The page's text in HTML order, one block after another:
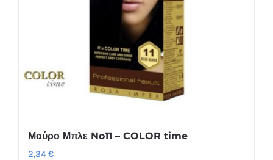
Μαύρο Μπλε No11 – COLOR time
2,34 €